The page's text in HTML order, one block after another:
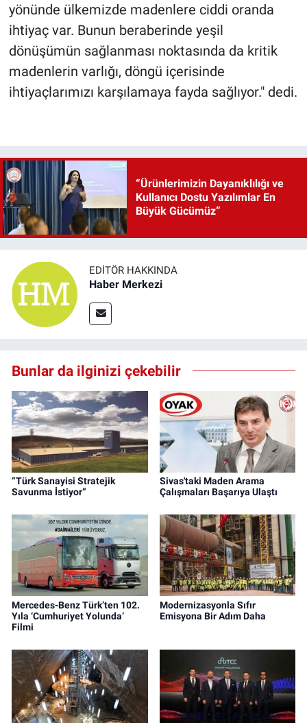
yönünde ülkemizde madenlere ciddi oranda
ihtiyaç var. Bunun beraberinde yeşil
dönüşümün sağlanması noktasında da kritik
madenlerin varlığı, döngü içerisinde
ihtiyaçlarımızı karşılamaya fayda sağlıyor." dedi.
“Ürünlerimizin Dayanıklılığı ve
Kullanıcı Dostu Yazılımlar En
Büyük Gücümüz”
EDITÖR HAKKINDA
Haber Merkezi
Bunlar da ilginizi çekebilir
“Türk Sanayisi Stratejik
Savunma İstiyor”
Sivas'taki Maden Arama
Çalışmaları Başarıya Ulaştı
Mercedes-Benz Türk’ten 102.
Yıla ‘Cumhuriyet Yolunda’
Filmi
Modernizasyonla Sıfır
Emisyona Bir Adım Daha